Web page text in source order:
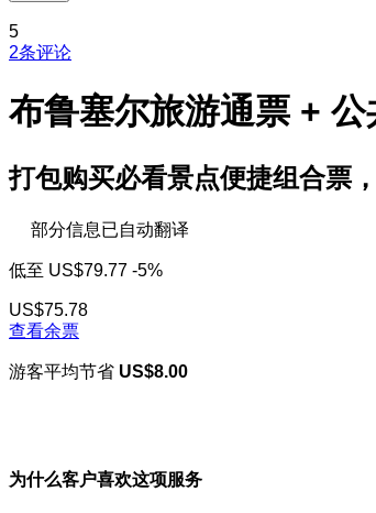
5
2条评论
布鲁塞尔旅游通票 +
打包购买必看景点便捷组合票
部分信息已自动翻译
低至 US$79.77 -5%
US$75.78
查看余票
游客平均节省 US$8.00
为什么客户喜欢这项服务